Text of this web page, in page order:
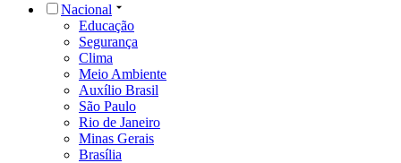
Nacional
Educação
Segurança
Clima
Meio Ambiente
Auxílio Brasil
São Paulo
Rio de Janeiro
Minas Gerais
Brasília